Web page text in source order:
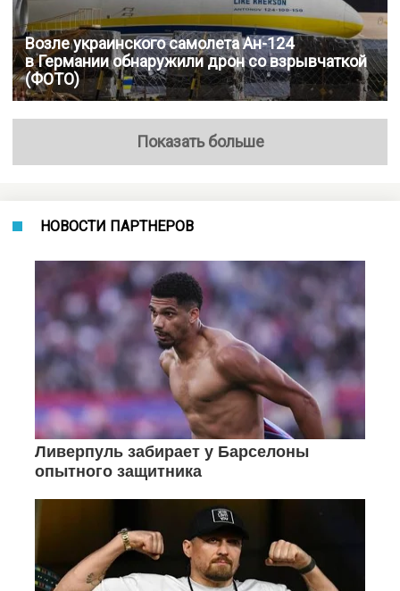
Возле украинского самолета Ан-124
в Германии обнаружили дрон со взрывчаткой
(ФОТО)
Показать больше
НОВОСТИ ПАРТНЕРОВ